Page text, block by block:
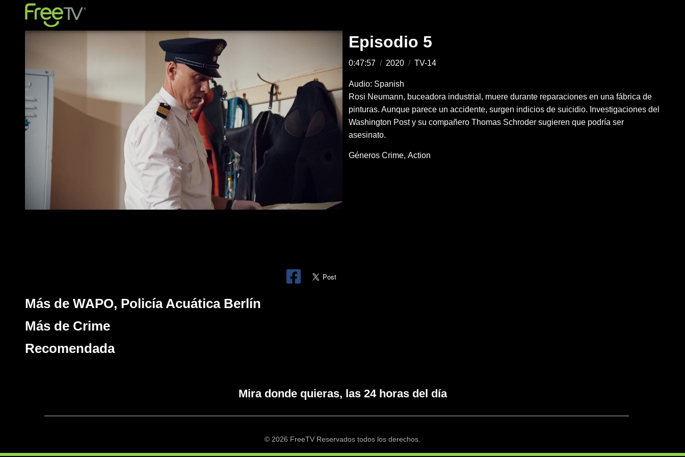
Episodio 5
0:47:57 / 2020 / TV-14
Audio: Spanish
Rosi Neumann, buceadora industrial, muere durante reparaciones en una fábrica de
pinturas. Aunque parece un accidente, surgen indicios de suicidio. Investigaciones del
Washington Post y su compañero Thomas Schroder sugieren que podría ser
asesinato.
Géneros Crime Action
Más de WAPO, Policía Acuática Berlín
Más de Crime
Recomendada
Mira donde quieras, las 24 horas del día
© 2026 FreeTV Reservados todos los derechos.